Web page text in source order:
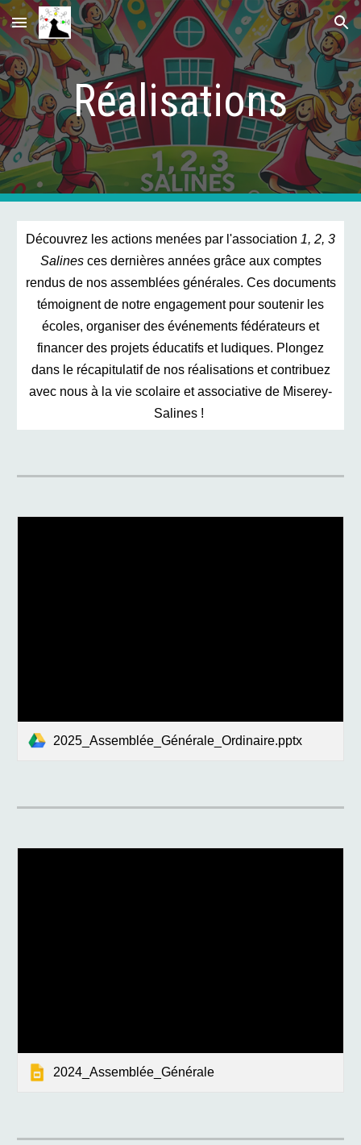
Skip to main content Skip to navigation
Réalisations
Découvrez les actions menées par l'association 1, 2, 3
Salinesces dernières années grâce aux comptes
rendus de nos assemblées générales. Ces documents
témoignent de notre engagement pour soutenir les
écoles, organiser des événements fédérateurs et
financer des projets éducatifs et ludiques. Plongez
dans le récapitulatif de nos réalisations et contribuez
avec nous à la vie scolaire et associative de Miserey-
Salines !
2025_Assemblée_Générale_Ordinaire.pptx
2024_Assemblée_Générale